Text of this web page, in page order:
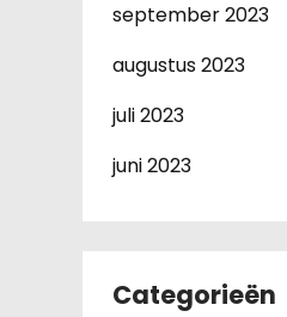
september 2023
augustus 2023
juli 2023
juni 2023
Categorieën